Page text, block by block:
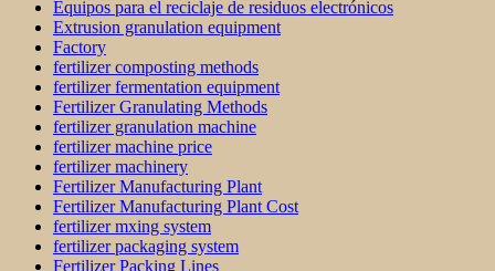
Equipos para el reciclaje de residuos electrónicos
Extrusion granulation equipment
Factory
fertilizer composting methods
fertilizer fermentation equipment
Fertilizer Granulating Methods
fertilizer granulation machine
fertilizer machine price
fertilizer machinery
Fertilizer Manufacturing Plant
Fertilizer Manufacturing Plant Cost
fertilizer mxing system
fertilizer packaging system
Fertilizer Packing Lines